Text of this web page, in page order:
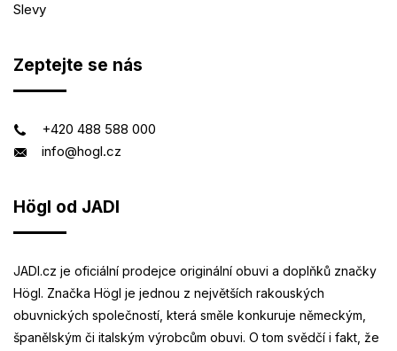
Slevy
Zeptejte se nás
+420 488 588 000
info@hogl.cz
Högl od JADI
JADI.cz je oficiální prodejce originální obuvi a doplňků značky
Högl. Značka Högl je jednou z největších rakouských
obuvnických společností, která směle konkuruje německým,
španělským či italským výrobcům obuvi. O tom svědčí i fakt, že